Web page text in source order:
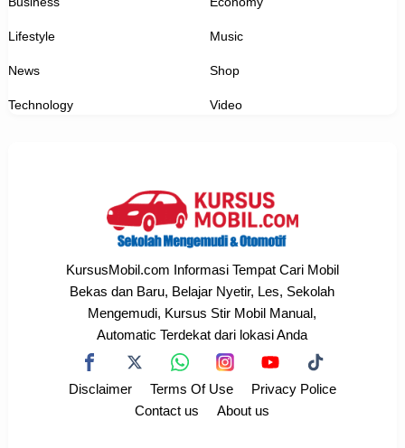
Lifestyle Music
News Shop
Technology Video
KursusMobil.com Informasi Tempat Cari Mobil
Bekas dan Baru, Belajar Nyetir, Les, Sekolah
Mengemudi, Kursus Stir Mobil Manual,
Automatic Terdekat dari lokasi Anda
Disclaimer Terms Of Use
Privacy Police
Contact us
About us